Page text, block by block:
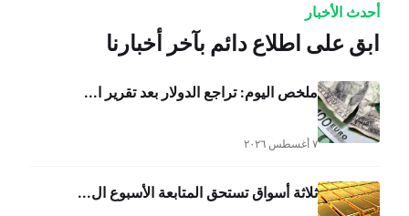
أحدث الأخبار
ابق على اطلاع دائم بآخر أخبارنا
ملخص اليوم: تراجع الدولار بعد تقرير ا...
٧ أغسطس ٢٠٢٦
ثلاثة أسواق تستحق المتابعة الأسبوع ال...